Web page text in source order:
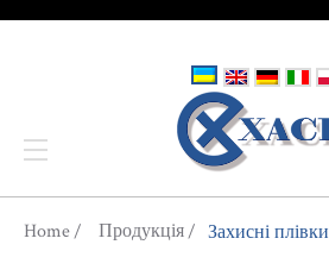
You are here
Home Продукція Захисні плівки